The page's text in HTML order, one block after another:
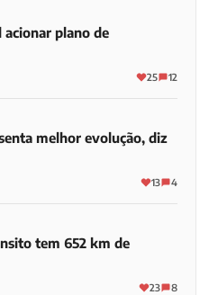
acionar plano de
25 12
melhor evolução, diz
13 4
tem 652 km de
23 8